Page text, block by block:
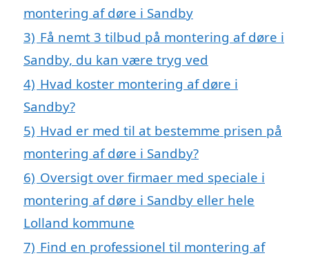
montering af døre i Sandby
3) Få nemt 3 tilbud på montering af døre i
Sandby, du kan være tryg ved
4) Hvad koster montering af døre i
Sandby?
5) Hvad er med til at bestemme prisen på
montering af døre i Sandby?
6) Oversigt over firmaer med speciale i
montering af døre i Sandby eller hele
Lolland kommune
7) Find en professionel til montering af